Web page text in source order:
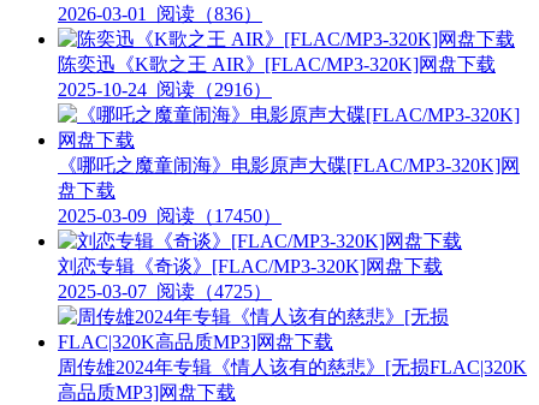
2026-03-01
阅读（836）
陈奕迅《K歌之王 AIR》[FLAC/MP3-320K]网盘下载
2025-10-24 阅读（2916）
《哪吒之魔童闹海》电影原声大碟[FLAC/MP3-320K]网
盘下载
2025-03-09 阅读（17450）
刘恋专辑《奇谈》[FLAC/MP3-320K]网盘下载
2025-03-07 阅读（4725）
周传雄2024年专辑《情人该有的慈悲》[无损FLAC|320K
高品质MP3]网盘下载